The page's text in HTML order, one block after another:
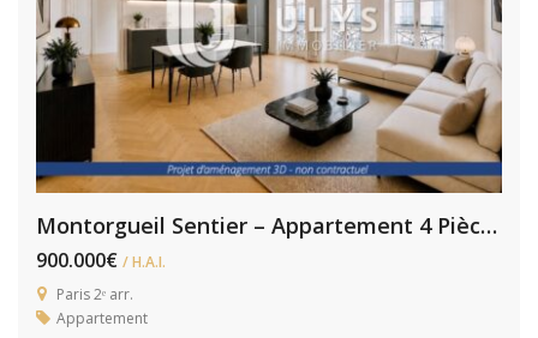
Montorgueil Sentier – Appartement 4 Pièces 80,5 m² À Rénover
900.000€ / H.A.I.
Paris 2ᵉ arr.
Appartement